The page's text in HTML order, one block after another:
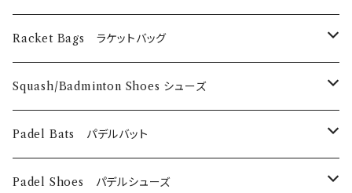
EyeRackets
メンズウェア
EyeRackets
DUNLOP
Technifibre
Unsquashable
Eye Wears
EyeRackets
Harrow
Grips
Strings
Racket Bags ラケットバッグ
​Harrow
EyeRackets
Squash/Badminton Shoes シューズ
EyeRackets
Babolat
Padel Bats パデルバット
DUNLOP
Padel Shoes パデルシューズ